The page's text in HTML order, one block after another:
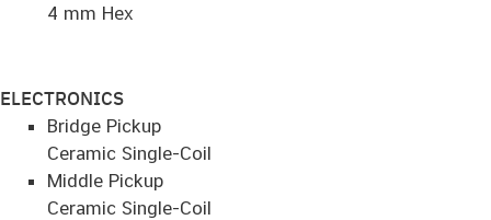
4 mm Hex
ELECTRONICS
Bridge Pickup
Ceramic Single-Coil
Middle Pickup
Ceramic Single-Coil